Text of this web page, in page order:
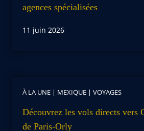
agences spécialisées
11 juin 2026
À LA UNE | MEXIQUE | VOYAGES
Découvrez les vols directs vers
de Paris-Orly